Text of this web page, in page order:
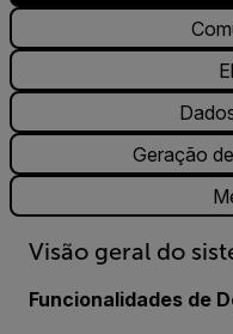
Geração
Visão geral do
Funcionalidades de